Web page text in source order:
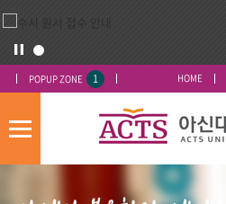
POPUP ZONE 1 HOME
모